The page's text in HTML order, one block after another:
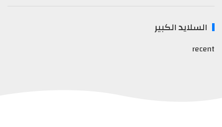
السلايد الكبير
recent